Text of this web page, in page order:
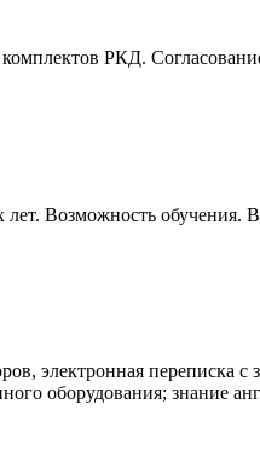
РКД.
Возможность обучения.
электронная переписка с
оборудования; знание